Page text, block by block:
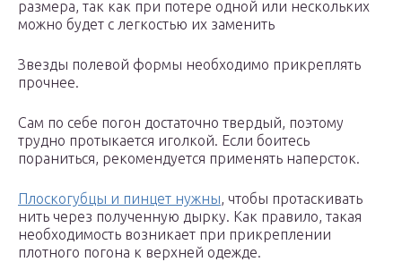
размера, так как при потере одной или нескольких
можно будет с легкостью их заменить
Звезды полевой формы необходимо прикреплять
прочнее.
Сам по себе погон достаточно твердый, поэтому
трудно протыкается иголкой. Если боитесь
пораниться, рекомендуется применять наперсток.
Плоскогубцы и пинцет нужны, чтобы протаскивать
нить через полученную дырку. Как правило, такая
необходимость возникает при прикреплении
плотного погона к верхней одежде.